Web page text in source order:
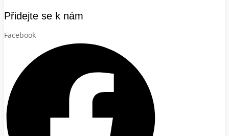
Přidejte se k nám
Facebook